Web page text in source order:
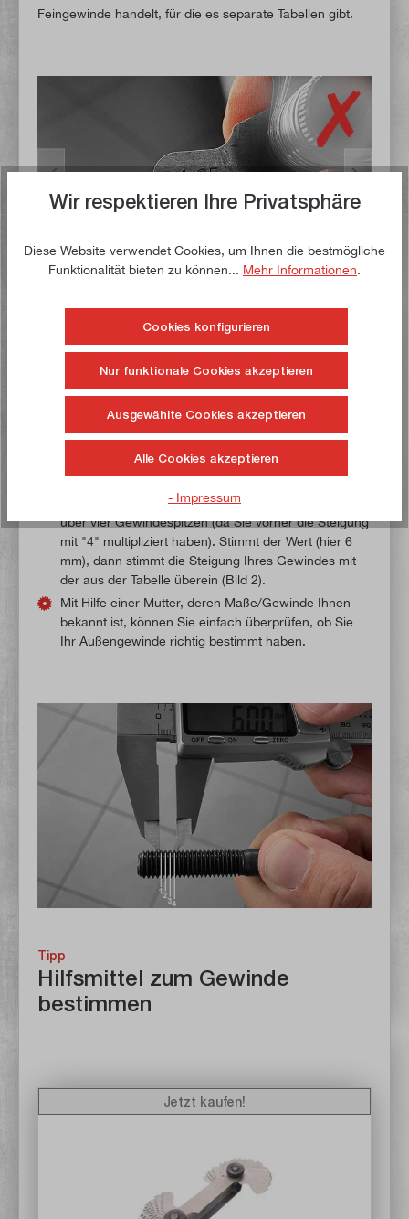
Feingewinde handelt, für die es separate Tabellen gibt.
Tipps & Tricks
Falls Sie keine Gewindelehre zur Hand haben,
können Sie die Gewindesteigung auch nur mit Hilfe
hierfür den Wert der Steigung, den Sie aus der
Tabelle abgelesen haben, z. B. mit "4". Bei einer
Steigung von 1,5 mm würden Sie somit einen Wert
Wert auf Ihrem Messschieber ein (Bild 1) und messen
über vier Gewindespitzen (da Sie vorher die Steigung
mit "4" multipliziert haben). Stimmt der Wert (hier 6
mm), dann stimmt die Steigung Ihres Gewindes mit
der aus der Tabelle überein (Bild 2).
Mit Hilfe einer Mutter, deren Maße/Gewinde Ihnen
bekannt ist, können Sie einfach überprüfen, ob Sie
Ihr Außengewinde richtig bestimmt haben.
Tipp
Hilfsmittel zum Gewinde
bestimmen
Jetzt kaufen!
Wir respektieren Ihre Privatsphäre
Diese Website verwendet Cookies, um Ihnen die bestmögliche
Funktionalität bieten zu können... Mehr Informationen.
Cookies konfigurieren
Nur funktionale Cookies akzeptieren
Ausgewählte Cookies akzeptieren
Alle Cookies akzeptieren
- Impressum